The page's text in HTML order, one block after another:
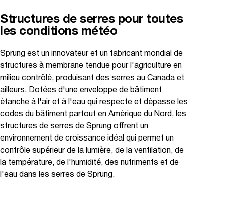
Structures de serres pour toutes
les conditions météo
Sprung est un innovateur et un fabricant mondial de
structures à membrane tendue pour l'agriculture en
milieu contrôlé, produisant des serres au Canada et
ailleurs. Dotées d'une enveloppe de bâtiment
étanche à l'air et à l'eau qui respecte et dépasse les
codes du bâtiment partout en Amérique du Nord, les
structures de serres de Sprung offrent un
environnement de croissance idéal qui permet un
contrôle supérieur de la lumière, de la ventilation, de
la température, de l'humidité, des nutriments et de
l'eau dans les serres de Sprung.